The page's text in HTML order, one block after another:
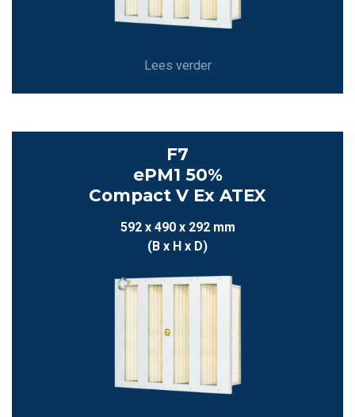
Lees verder
F7
ePM1 50%
Compact V Ex ATEX
592 x 490 x 292 mm
(B x H x D)